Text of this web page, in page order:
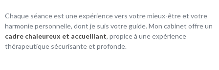
Chaque séance est une expérience vers votre mieux-être et votre
harmonie personnelle, dont je suis votre guide. Mon cabinet offre un
cadre chaleureux et accueillant, propice à une expérience
thérapeutique sécurisante et profonde.